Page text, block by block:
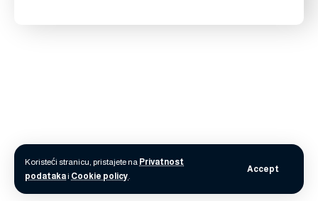
Koristeći stranicu, pristajete na Privatnost
podatakai Cookie policy.
Accept